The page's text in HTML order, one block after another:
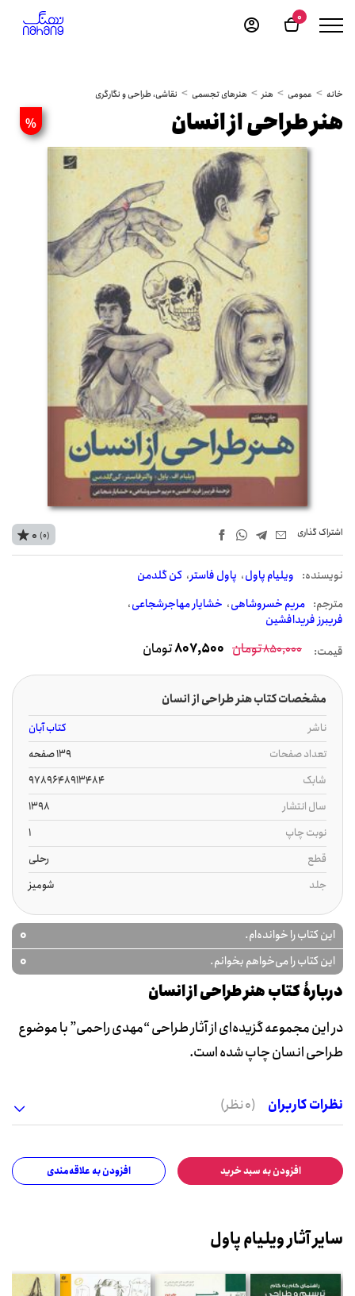
0
خانه عمومی هنر هنرهای تجسمی نقاشی، طراحی و نگارگری
% هنر طراحی از انسان
اشتراک‌ گذاری
نويسنده: ویلیام پاول پاول فاستر کن گلدمن
مترجم: مریم خسروشاهی خشایار مهاجرشجاعی
فریبرز فریدافشین
0 (0)
قیمت: 850,000تومان 807,500تومان
مشخصات کتاب هنر طراحی از انسان
ناشر
کتاب آبان
تعداد صفحات
139 صفحه
شابک
9789648913484
سال انتشار
1398
نوبت چاپ
1
قطع
رحلی
جلد
شومیز
این کتاب را خوانده‌ام. 0
این کتاب را می‌خواهم بخوانم. 0
دربارۀ کتاب هنر طراحی از انسان
در این مجموعه گزیده‌ای از آثار طراحی “مهدی راحمی” با موضوع
طراحی انسان چاپ شده است.
نظرات کاربران (0 نظر)
افزودن به سبد خرید افزودن به علاقه‌مندی
سایر آثار ویلیام پاول